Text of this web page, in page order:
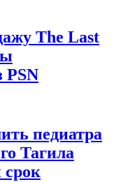
The Last
PSN
педиатра
Тагила
срок